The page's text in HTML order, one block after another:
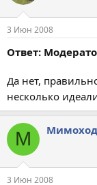
3 Июн 2008
Ответ:
Да нет,
несколько
М
3 Июн 2008